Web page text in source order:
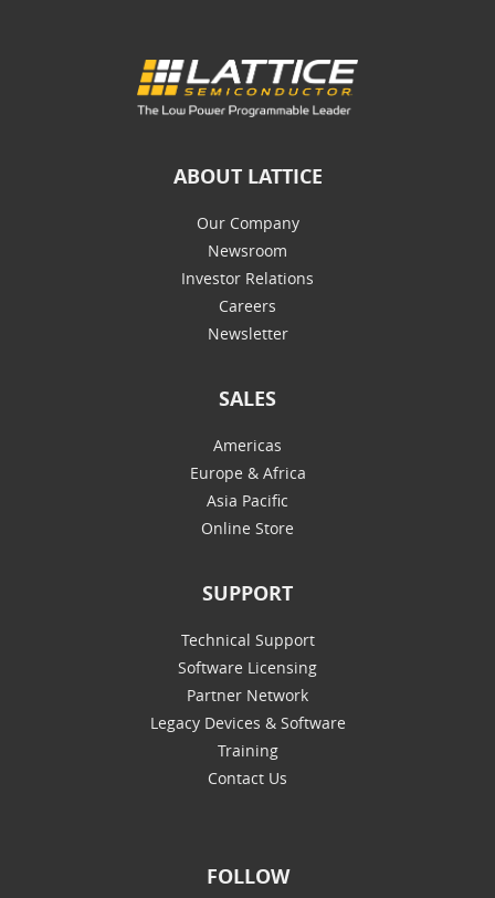
ABOUT LATTICE
Our Company
Newsroom
Investor Relations
Careers
Newsletter
SALES
Americas
Europe & Africa
Asia Pacific
Online Store
SUPPORT
Technical Support
Software Licensing
Partner Network
Legacy Devices & Software
Training
Contact Us
FOLLOW